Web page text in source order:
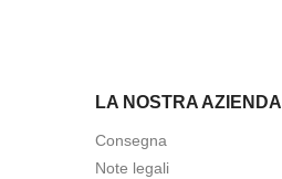
LA NOSTRA AZIENDA
Consegna
Note legali